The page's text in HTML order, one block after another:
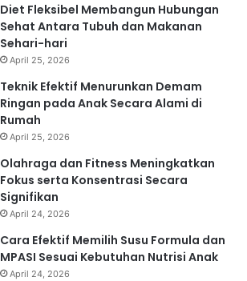
Diet Fleksibel Membangun Hubungan
Sehat Antara Tubuh dan Makanan
Sehari-hari
April 25, 2026
Teknik Efektif Menurunkan Demam
Ringan pada Anak Secara Alami di
Rumah
April 25, 2026
Olahraga dan Fitness Meningkatkan
Fokus serta Konsentrasi Secara
Signifikan
April 24, 2026
Cara Efektif Memilih Susu Formula dan
MPASI Sesuai Kebutuhan Nutrisi Anak
April 24, 2026